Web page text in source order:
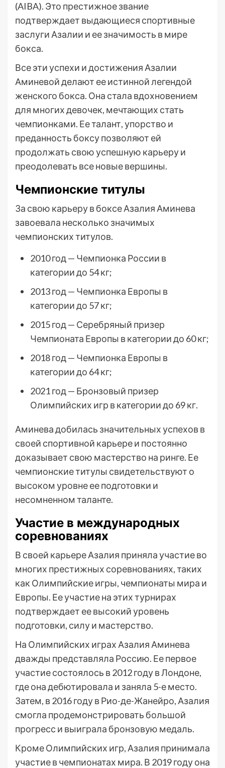
(AIBA). Это престижное звание
подтверждает выдающиеся спортивные
заслуги Азалии и ее значимость в мире
бокса.
Все эти успехи и достижения Азалии
Аминевой делают ее истинной легендой
женского бокса. Она стала вдохновением
для многих девочек, мечтающих стать
чемпионками. Ее талант, упорство и
преданность боксу позволяют ей
продолжать свою успешную карьеру и
преодолевать все новые вершины.
Чемпионские титулы
За свою карьеру в боксе Азалия Аминева
завоевала несколько значимых
чемпионских титулов.
2010 год — Чемпионка России в
категории до 54 кг;
2013 год — Чемпионка Европы в
категории до 57 кг;
2015 год — Серебряный призер
Чемпионата Европы в категории до 60 кг;
2018 год — Чемпионка Европы в
категории до 64 кг;
2021 год — Бронзовый призер
Олимпийских игр в категории до 69 кг.
Аминева добилась значительных успехов в
своей спортивной карьере и постоянно
доказывает свою мастерство на ринге. Ее
чемпионские титулы свидетельствуют о
высоком уровне ее подготовки и
несомненном таланте.
Участие в международных
соревнованиях
В своей карьере Азалия приняла участие во
многих престижных соревнованиях, таких
как Олимпийские игры, чемпионаты мира и
Европы. Ее участие на этих турнирах
подтверждает ее высокий уровень
подготовки, силу и мастерство.
На Олимпийских играх Азалия Аминева
дважды представляла Россию. Ее первое
участие состоялось в 2012 году в Лондоне,
где она дебютировала и заняла 5-е место.
Затем, в 2016 году в Рио-де-Жанейро, Азалия
смогла продемонстрировать большой
прогресс и выиграла бронзовую медаль.
Кроме Олимпийских игр, Азалия принимала
участие в чемпионатах мира. В 2019 году она